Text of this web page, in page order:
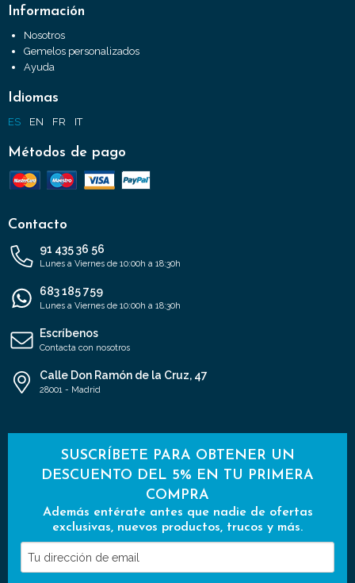
Información
Nosotros
Gemelos personalizados
Ayuda
Idiomas
ES EN FR IT
Métodos de pago
Contacto
91 435 36 56
Lunes a Viernes de 10:00h a 18:30h
683 185 759
Lunes a Viernes de 10:00h a 18:30h
Escríbenos
Contacta con nosotros
Calle Don Ramón de la Cruz, 47
28001 - Madrid
SUSCRÍBETE PARA OBTENER UN
DESCUENTO DEL 5% EN TU PRIMERA
COMPRA
Además entérate antes que nadie de ofertas
exclusivas, nuevos productos, trucos y más.
Tu
dirección